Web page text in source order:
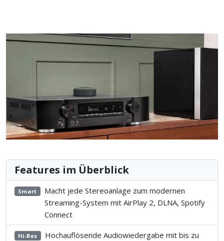
Features im Überblick
Smart
Macht jede Stereoanlage zum modernen
Streaming-System mit AirPlay 2, DLNA, Spotify
Connect
Hi-Res
Hochauflösende Audiowiedergabe mit bis zu